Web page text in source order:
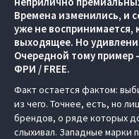
Времена изменились, и
уже не воспринимается,
выходящее. Но
Очередной тому пример
ФРИ / FREE.
Факт остается фактом:
из чего. Точнее, есть, но
брендов, о ряде которых
слыхивал. Западные марки